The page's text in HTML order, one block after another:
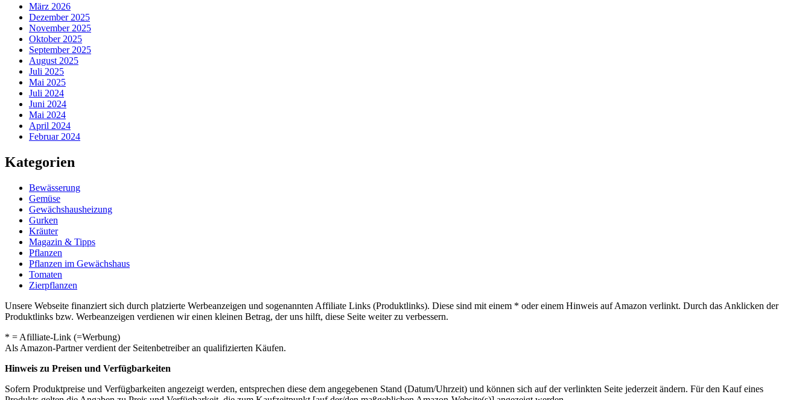
März 2026
Dezember 2025
November 2025
Oktober 2025
September 2025
August 2025
Juli 2025
Mai 2025
Juli 2024
Juni 2024
Mai 2024
April 2024
Februar 2024
Kategorien
Bewässerung
Gemüse
Gewächshausheizung
Gurken
Kräuter
Magazin & Tipps
Pflanzen
Pflanzen im Gewächshaus
Tomaten
Zierpflanzen
Unsere Webseite finanziert sich durch platzierte Werbeanzeigen und sogenannten Affiliate Links (Produktlinks). Diese sind mit einem * oder einem Hinweis auf Amazon verlinkt. Durch das Anklicken der
Produktlinks bzw. Werbeanzeigen verdienen wir einen kleinen Betrag, der uns hilft, diese Seite weiter zu verbessern.
* = Afilliate-Link (=Werbung)
Als Amazon-Partner verdient der Seitenbetreiber an qualifizierten Käufen.
Hinweis zu Preisen und Verfügbarkeiten
Sofern Produktpreise und Verfügbarkeiten angezeigt werden, entsprechen diese dem angegebenen Stand (Datum/Uhrzeit) und können sich auf der verlinkten Seite jederzeit ändern. Für den Kauf eines